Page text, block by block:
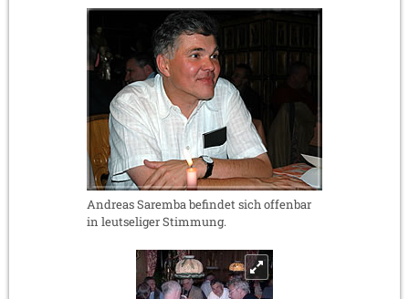
Andreas Saremba befindet sich offenbar
in leutseliger Stimmung.